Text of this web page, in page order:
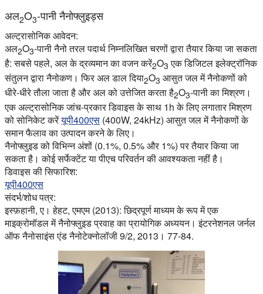
अल2O3-पानी नैनोफ्लुइड्स
अल्ट्रासोनिक आवेदन:
अल2O3-पानी नैनो तरल पदार्थ निम्नलिखित चरणों द्वारा तैयार किया जा सकता
है: सबसे पहले, अल के द्रव्यमान का वजन करें2O3 एक डिजिटल इलेक्ट्रॉनिक
संतुलन द्वारा नैनोकण। फिर अल डाल दिया2O3 आसुत जल में नैनोकणों को
धीरे-धीरे तौला जाता है और अल को उत्तेजित करता है2O3-पानी का मिश्रण।
एक अल्ट्रासोनिक जांच-प्रकार डिवाइस के साथ 1h के लिए लगातार मिश्रण
को सोनिकेट करेंयूपी400एस (400W, 24kHz) आसुत जल में नैनोकणों के
समान फैलाव का उत्पादन करने के लिए।
नैनोफ्लुइड को विभिन्न अंशों (0.1%, 0.5% और 1%) पर तैयार किया जा
सकता है। कोई सर्फेक्टेंट या पीएच परिवर्तन की आवश्यकता नहीं है।
डिवाइस की सिफारिश:
यूपी400एस
संदर्भ/शोध पत्र:
इस्फ़हानी, ए। हेहट, एमएम (2013): छिद्रपूर्ण माध्यम के रूप में एक
माइक्रोमॉडल में नैनोफ्लुइड प्रवाह का प्रायोगिक अध्ययन। इंटरनेशनल जर्नल
ऑफ नैनोसाइंस एंड नैनोटेक्नोलॉजी 9/2, 2013। 77-84.